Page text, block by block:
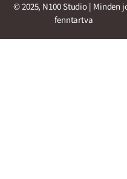
© 2025, N100 Studio | Minden
fenntartva